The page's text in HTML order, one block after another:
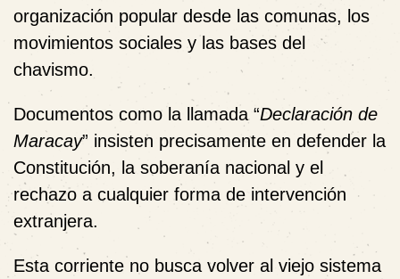
organización popular desde las comunas, los
movimientos sociales y las bases del
chavismo.
Documentos como la llamada “Declaración de
Maracay” insisten precisamente en defender la
Constitución, la soberanía nacional y el
rechazo a cualquier forma de intervención
extranjera.
Esta corriente no busca volver al viejo sistema